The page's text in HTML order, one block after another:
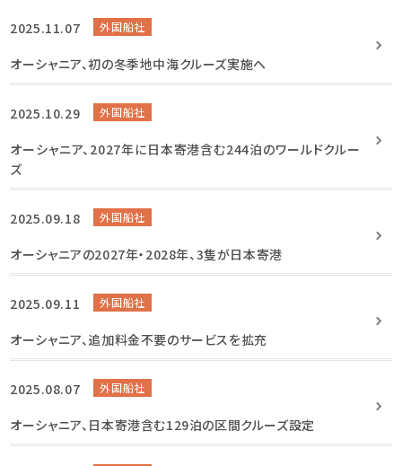
2025.11.07 外国船社
オーシャニア、初の冬季地中海クルーズ実施へ
2025.10.29 外国船社
オーシャニア、2027年に日本寄港含む244泊のワールドクルー
ズ
2025.09.18 外国船社
オーシャニアの2027年・2028年、3隻が日本寄港
2025.09.11 外国船社
オーシャニア、追加料金不要のサービスを拡充
2025.08.07 外国船社
オーシャニア、日本寄港含む129泊の区間クルーズ設定